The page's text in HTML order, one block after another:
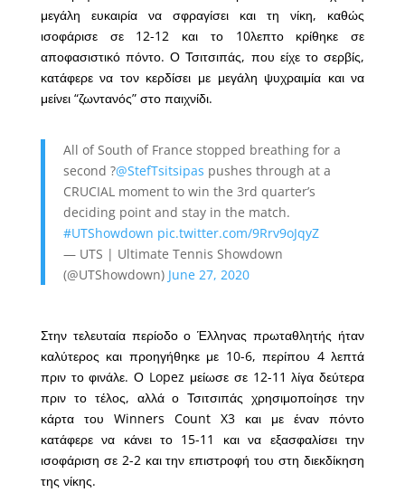
μεγάλη ευκαιρία να σφραγίσει και τη νίκη, καθώς
ισοφάρισε σε 12-12 και το 10λεπτο κρίθηκε σε
αποφασιστικό πόντο. Ο Τσιτσιπάς, που είχε το σερβίς,
κατάφερε να τον κερδίσει με μεγάλη ψυχραιμία και να
μείνει “ζωντανός” στο παιχνίδι.
All of South of France stopped breathing for a
second ?@StefTsitsipas pushes through at a
CRUCIAL moment to win the 3rd quarter’s
deciding point and stay in the match.
#UTShowdown pic.twitter.com/9Rrv9oJqyZ
— UTS | Ultimate Tennis Showdown
(@UTShowdown) June 27, 2020
Στην τελευταία περίοδο ο Έλληνας πρωταθλητής ήταν
καλύτερος και προηγήθηκε με 10-6, περίπου 4 λεπτά
πριν το φινάλε. Ο Lopez μείωσε σε 12-11 λίγα δεύτερα
πριν το τέλος, αλλά ο Τσιτσιπάς χρησιμοποίησε την
κάρτα του Winners Count X3 και με έναν πόντο
κατάφερε να κάνει το 15-11 και να εξασφαλίσει την
ισοφάριση σε 2-2 και την επιστροφή του στη διεκδίκηση
της νίκης.